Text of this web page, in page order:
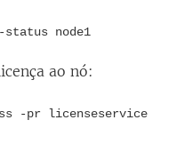
node1
ao nó:
-pr licenseservice